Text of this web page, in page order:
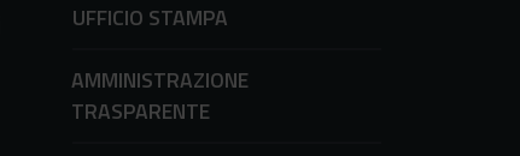
UFFICIO STAMPA
AMMINISTRAZIONE
TRASPARENTE